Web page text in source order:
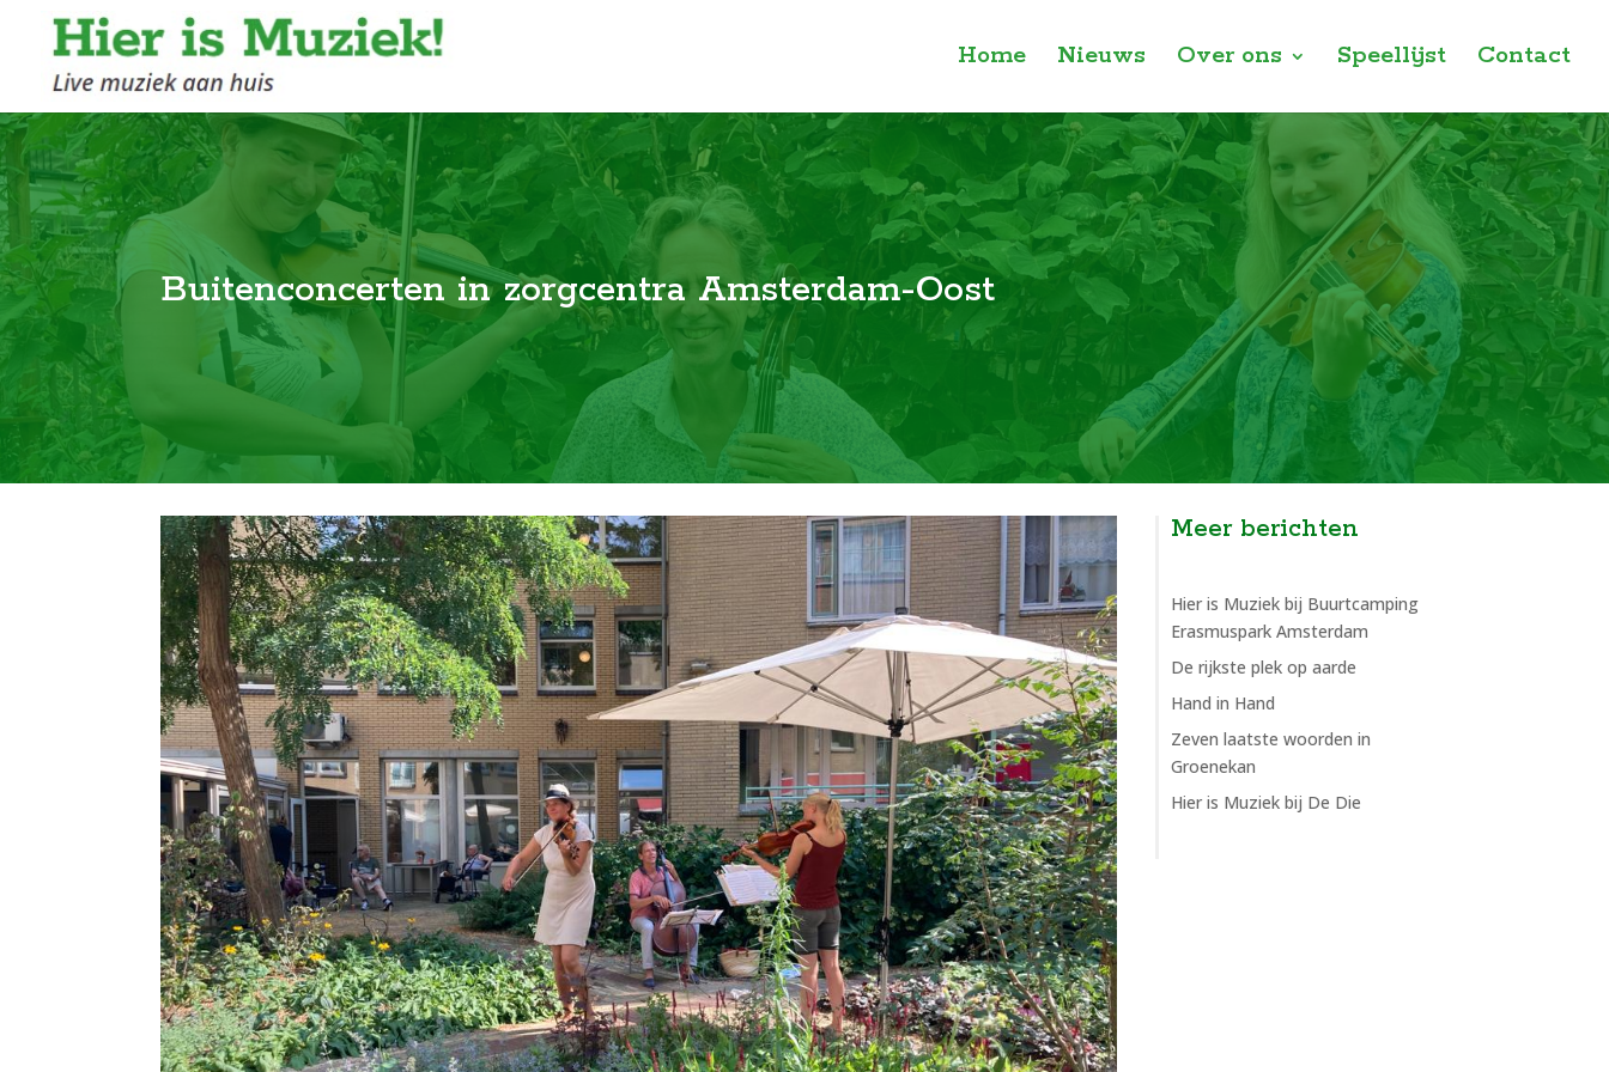
Home Nieuws Over ons Speellijst Contact
Buitenconcerten in zorgcentra Amsterdam-Oost
Meer berichten
Hier is Muziek bij Buurtcamping
Erasmuspark Amsterdam
De rijkste plek op aarde
Hand in Hand
Zeven laatste woorden in
Groenekan
Hier is Muziek bij De Die